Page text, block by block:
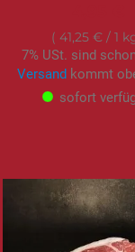
41,25 €/ 1
7% USt. sind
Versandkommt
sofort